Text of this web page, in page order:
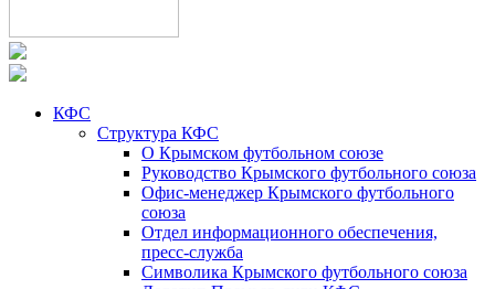
КФС
Структура КФС
О Крымском футбольном союзе
Руководство Крымского футбольного союза
Офис-менеджер Крымского футбольного
союза
Отдел информационного обеспечения,
пресс-служба
Символика Крымского футбольного союза